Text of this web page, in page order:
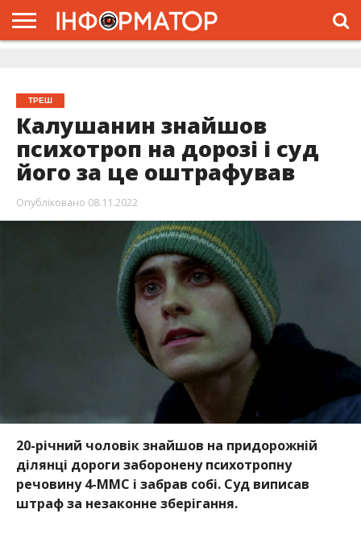
ТРЕШ
Калушанин знайшов
психотроп на дорозі і суд
його за це оштрафував
Опубліковано 08.11.2022
20-річний чоловік знайшов на придорожній
ділянці дороги заборонену психотропну
речовину 4-ММС і забрав собі. Суд виписав
штраф за незаконне зберігання.